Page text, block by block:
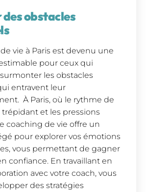
des obstacles
vie à Paris est devenu une
pour ceux qui
les obstacles
entravent leur
À Paris, où le rythme de
et les pressions
coaching de vie offre un
pour explorer vos émotions
vous permettant de gagner
confiance. En travaillant en
avec votre coach, vous
des stratégies